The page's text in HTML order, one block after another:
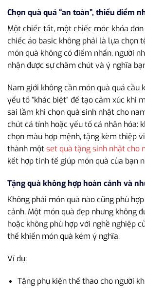
Chọn quà quá “an toàn”, thiếu điểm
Một chiếc tất, một chiếc móc khóa
chiếc áo basic không phải là lựa chọn
món quà không có điểm nhấn, người
nhận được sự chăm chút và ý nghĩa
Nam giới không cần món quà quá cầu
yếu tố “khác biệt” để tạo cảm xúc khi
sai lầm khi chọn quà sinh nhật cho
chút cá tính hoặc yếu tố cá nhân hóa:
chọn màu hợp mệnh, tặng kèm thiệp
thành mộtset quà tặng sinh nhật cho
kết hợp tinh tế giúp món quà của bạn
Tặng quà không hợp hoàn cảnh và
Không phải món quà nào cũng phù
cảnh. Một món quà đẹp nhưng không
hoặc không phù hợp với nghề nghiệp
thể khiến món quà kém ý nghĩa.
Ví dụ:
Tặng phụ kiện thể thao cho người